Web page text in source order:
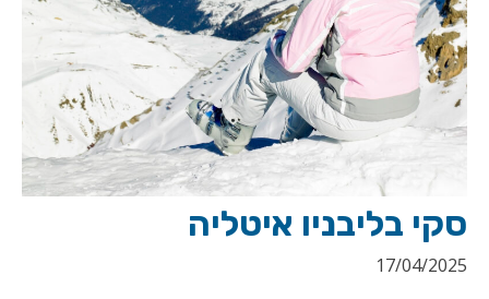
סקי בליבניו איטליה
17/04/2025